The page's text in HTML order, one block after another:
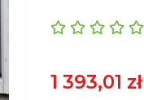
1 393,01 zł